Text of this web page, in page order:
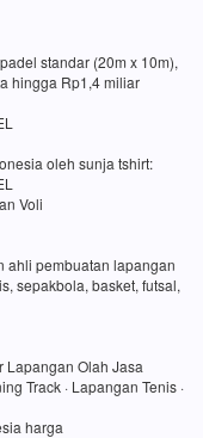
standar (20m x 10m),
hingga Rp1,4 miliar
oleh sunja tshirt:
Voli
ahli pembuatan lapangan
sepakbola, basket, futsal,
Olah Jasa
Track · Lapangan Tenis ·
harga